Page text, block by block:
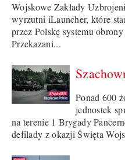
Wojskowe Zakłady
wyrzutni iLauncher, które
przez Polskę systemu
Przekazani...
Ponad 600
jednostek
na terenie 1 Brygady
defilady z okazji Święta